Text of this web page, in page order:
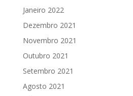
Janeiro 2022
Dezembro 2021
Novembro 2021
Outubro 2021
Setembro 2021
Agosto 2021